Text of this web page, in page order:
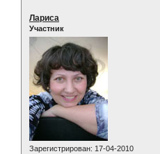
Лариса
Участник
Зарегистрирован: 17-04-2010